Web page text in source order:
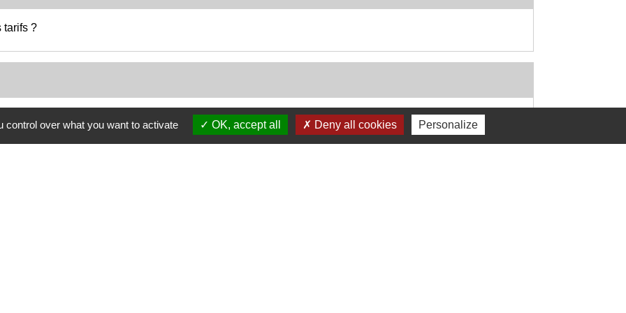
tarifs ?
over what you want to activate OK, accept all Deny all cookies Personalize